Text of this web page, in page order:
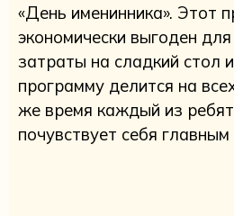
«День именинника». Этот
экономически выгоден
затраты на сладкий стол
программу делится на
же время каждый из
почувствует себя